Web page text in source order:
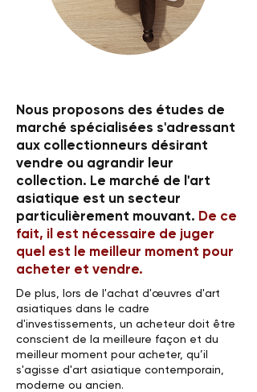
Nous proposons des études de
marché spécialisées s'adressant
aux collectionneurs désirant
vendre ou agrandir leur
collection. Le marché de l'art
asiatique est un secteur
particulièrement mouvant. De ce
fait, il est nécessaire de juger
quel est le meilleur moment pour
acheter et vendre.
De plus, lors de l'achat d'œuvres d'art
asiatiques dans le cadre
d'investissements, un acheteur doit être
conscient de la meilleure façon et du
meilleur moment pour acheter, qu’il
s'agisse d'art asiatique contemporain,
moderne ou ancien.